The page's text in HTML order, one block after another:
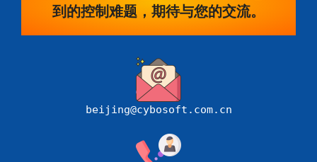
到的控制难题，期待与您的交流。
beijing@cybosoft.com.cn